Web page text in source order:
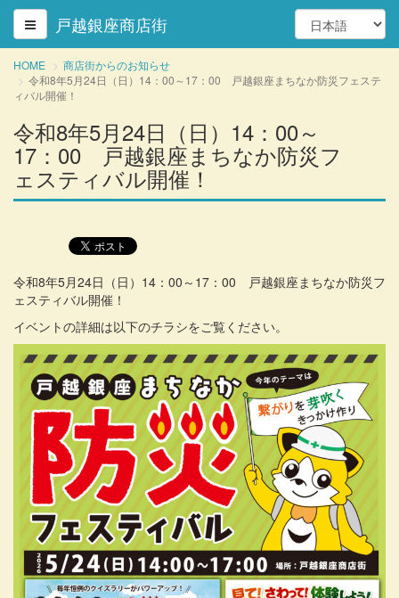
戸越銀座商店街
HOME
商店街からのお知らせ
令和8年5月24日（日）14：00～17：00 戸越銀座まちなか防災フェステ
ィバル開催！
令和8年5月24日（日）14：00～
17：00 戸越銀座まちなか防災フ
ェスティバル開催！
令和8年5月24日（日）14：00～17：00 戸越銀座まちなか防災フ
ェスティバル開催！
イベントの詳細は以下のチラシをご覧ください。